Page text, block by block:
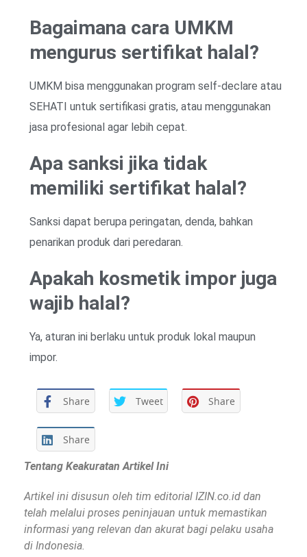
Bagaimana cara UMKM
mengurus sertifikat halal?
UMKM bisa menggunakan program self-declare atau
SEHATI untuk sertifikasi gratis, atau menggunakan
jasa profesional agar lebih cepat.
Apa sanksi jika tidak
memiliki sertifikat halal?
Sanksi dapat berupa peringatan, denda, bahkan
penarikan produk dari peredaran.
Apakah kosmetik impor juga
wajib halal?
Ya, aturan ini berlaku untuk produk lokal maupun
impor.
Share Tweet Share
Share
Tentang Keakuratan Artikel Ini
Artikel ini disusun oleh tim editorial IZIN.co.id dan
telah melalui proses peninjauan untuk memastikan
informasi yang relevan dan akurat bagi pelaku usaha
di Indonesia.